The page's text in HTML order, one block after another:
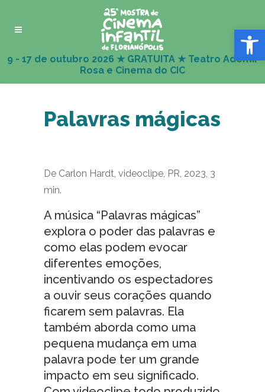
Abrir
Palavras mágicas
De Carlon Hardt, videoclipe, PR, 2023, 3
min.
A música “Palavras mágicas”
explora o poder das palavras e
como elas podem evocar
diferentes emoções,
incentivando os espectadores
a ouvir seus corações quando
ficarem sem palavras. Ela
também aborda como uma
pequena mudança em uma
palavra pode ter um grande
impacto em seu significado.